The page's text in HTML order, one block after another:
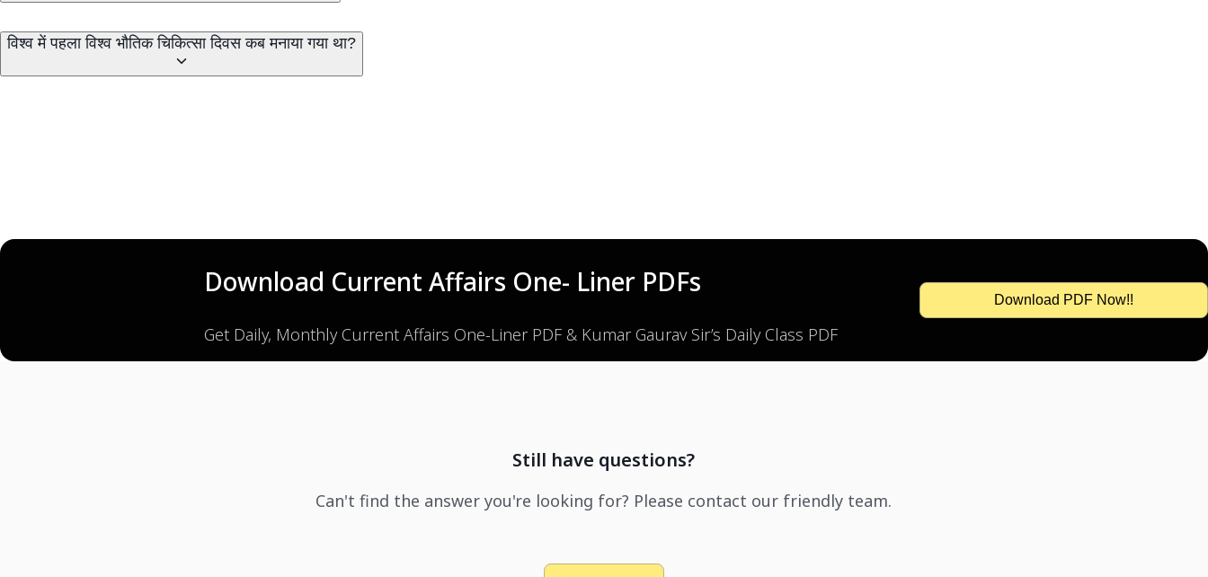
विश्व में पहला विश्व भौतिक चिकित्सा दिवस कब मनाया गया था?
Download Current Affairs One- Liner PDFs
Get Daily, Monthly Current Affairs One-Liner PDF & Kumar Gaurav Sir’s Daily Class PDF
Download PDF Now!!
Still have questions?
Can't find the answer you're looking for? Please contact our friendly team.